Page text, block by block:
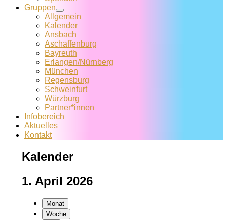
Gruppen
Allgemein
Kalender
Ansbach
Aschaffenburg
Bayreuth
Erlangen/Nürnberg
München
Regensburg
Schweinfurt
Würzburg
Partner*innen
Infobereich
Aktuelles
Kontakt
Kalender
1. April 2026
Monat
Woche